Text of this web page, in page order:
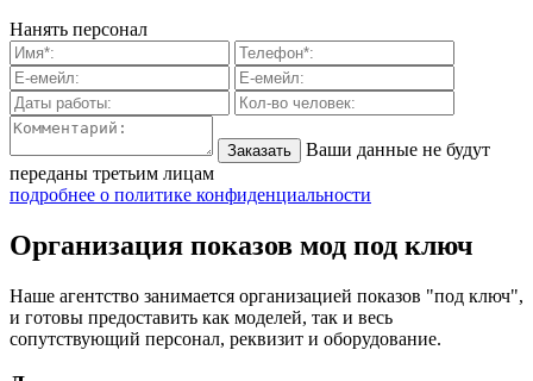
Нанять персонал
Ваши данные не будут
переданы третьим лицам
подробнее о политике конфиденциальности
Организация показов мод под ключ
Наше агентство занимается организацией показов "под ключ",
и готовы предоставить как моделей, так и весь
сопутствующий персонал, реквизит и оборудование.